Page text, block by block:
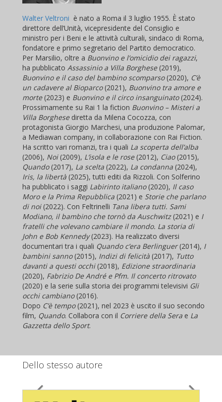
Walter Veltroni è nato a Roma il 3 luglio 1955. È stato
direttore dell’Unità, vicepresidente del Consiglio e
ministro per i Beni e le attività culturali, sindaco di Roma,
fondatore e primo segretario del Partito democratico.
Per Marsilio, oltre a Buonvino e l’omicidio dei ragazzi,
ha pubblicato Assassinio a Villa Borghese(2019),
Buonvino e il caso del bambino scomparso(2020), C’è
un cadavere al Bioparco(2021), Buonvino tra amore e
morte(2023) e Buonvino e il circo insanguinato(2024).
Prossimamente su Rai 1 la fiction Buonvino – Misteri a
Villa Borghesediretta da Milena Cocozza, con
protagonista Giorgio Marchesi, una produzione Palomar,
a Mediawan company, in collaborazione con Rai Fiction.
Ha scritto vari romanzi, tra i quali La scoperta dell’alba
(2006), Noi(2009), L’isola e le rose(2012), Ciao(2015),
Quando(2017), La scelta (2022), La condanna (2024),
Iris, la libertà (2025), tutti editi da Rizzoli. Con Solferino
ha pubblicato i saggi Labirinto italiano(2020), Il caso
Moro e la Prima Repubblica (2021) e Storie che parlano
di noi(2022). Con Feltrinelli Tana libera tutti. Sami
Modiano, il bambino che tornò da Auschwitz(2021) e I
fratelli che volevano cambiare il mondo. La storia di
John e Bob Kennedy(2023). Ha realizzato diversi
documentari tra i quali Quando c’era Berlinguer(2014), I
bambini sanno(2015), Indizi di felicità (2017), Tutto
davanti a questi occhi(2018), Edizione straordinaria
(2020), Fabrizio De André e Pfm. Il concerto ritrovato
(2020) e la serie sulla storia dei programmi televisivi Gli
occhi cambiano(2016).
Dopo C’è tempo(2021), nel 2023 è uscito il suo secondo
film, Quando. Collabora con il Corriere della Sera e La
Gazzetta dello Sport.
Dello stesso autore